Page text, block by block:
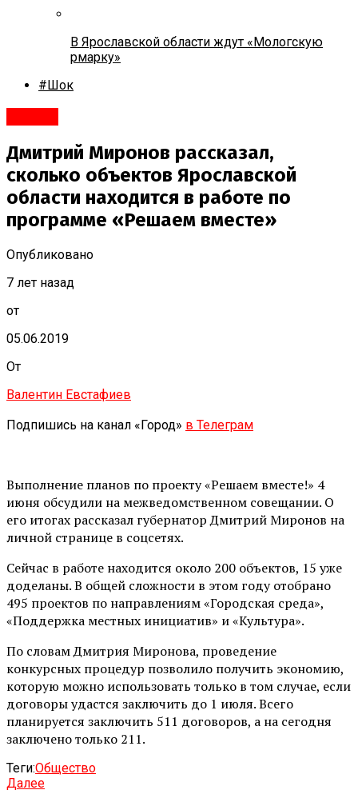
В Ярославской области ждут «Мологскую
рмарку»
#Шок
Дмитрий Миронов рассказал,
сколько объектов Ярославской
области находится в работе по
программе «Решаем вместе»
Опубликовано
7 лет назад
от
05.06.2019
От
Валентин Евстафиев
Подпишись на канал «Город» в Телеграм
Выполнение планов по проекту «Решаем вместе!» 4
июня обсудили на межведомственном совещании. О
его итогах рассказал губернатор Дмитрий Миронов на
личной странице в соцсетях.
Сейчас в работе находится около 200 объектов, 15 уже
доделаны. В общей сложности в этом году отобрано
495 проектов по направлениям «Городская среда»,
«Поддержка местных инициатив» и «Культура».
По словам Дмитрия Миронова, проведение
конкурсных процедур позволило получить экономию,
которую можно использовать только в том случае, если
договоры удастся заключить до 1 июля. Всего
планируется заключить 511 договоров, а на сегодня
заключено только 211.
Теги:Общество
Далее